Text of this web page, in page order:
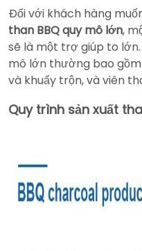
Đối với khách hàng
than BBQ quy mô lớn,
sẽ là một trợ giúp to
mô lớn thường bao
và khuấy trộn, và viên
Quy trình sản xuất